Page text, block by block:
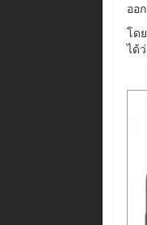
ออ
โด
ได้